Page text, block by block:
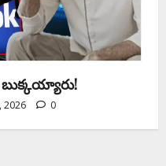
బుక్కయ్యారు!
2026 0